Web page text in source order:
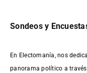
Sondeos y
En Electomanía, nos
panorama político a